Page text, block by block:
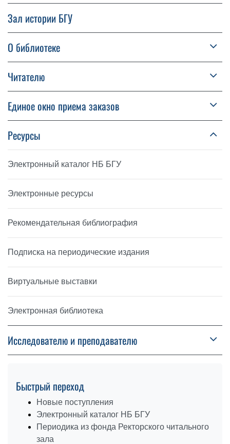
Зал истории БГУ
О библиотеке
Читателю
Единое окно приема заказов
Ресурсы
Электронный каталог НБ БГУ
Электронные ресурсы
Рекомендательная библиография
Подписка на периодические издания
Виртуальные выставки
Электронная библиотека
Исследователю и преподавателю
Быстрый переход
Новые поступления
Электронный каталог НБ БГУ
Периодика из фонда Ректорского читального
зала